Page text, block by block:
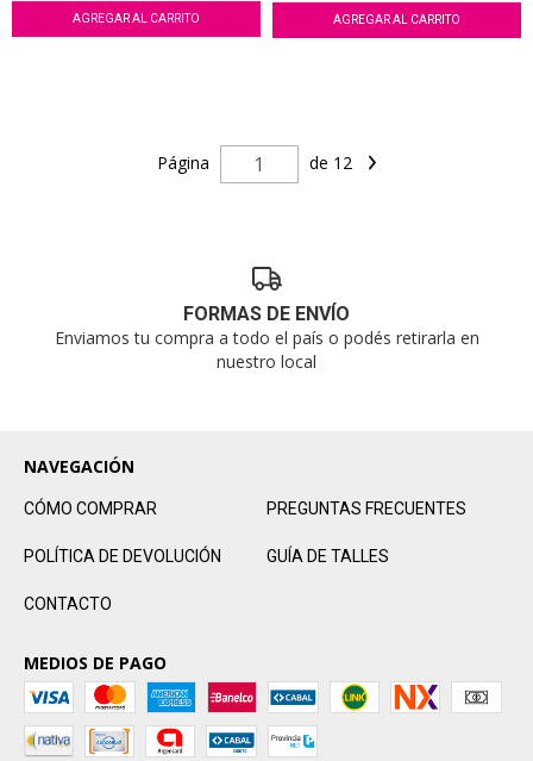
AGREGAR AL CARRITO AGREGAR AL CARRITO
Página de 12
FORMAS DE ENVÍO
Enviamos tu compra a todo el país o podés retirarla en
nuestro local
NAVEGACIÓN
CÓMO COMPRAR PREGUNTAS FRECUENTES
POLÍTICA DE DEVOLUCIÓN GUÍA DE TALLES
CONTACTO
MEDIOS DE PAGO